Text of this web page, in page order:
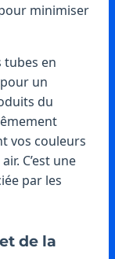
minimiser
tubes en
un
du
vos couleurs
C’est une
par les
de la